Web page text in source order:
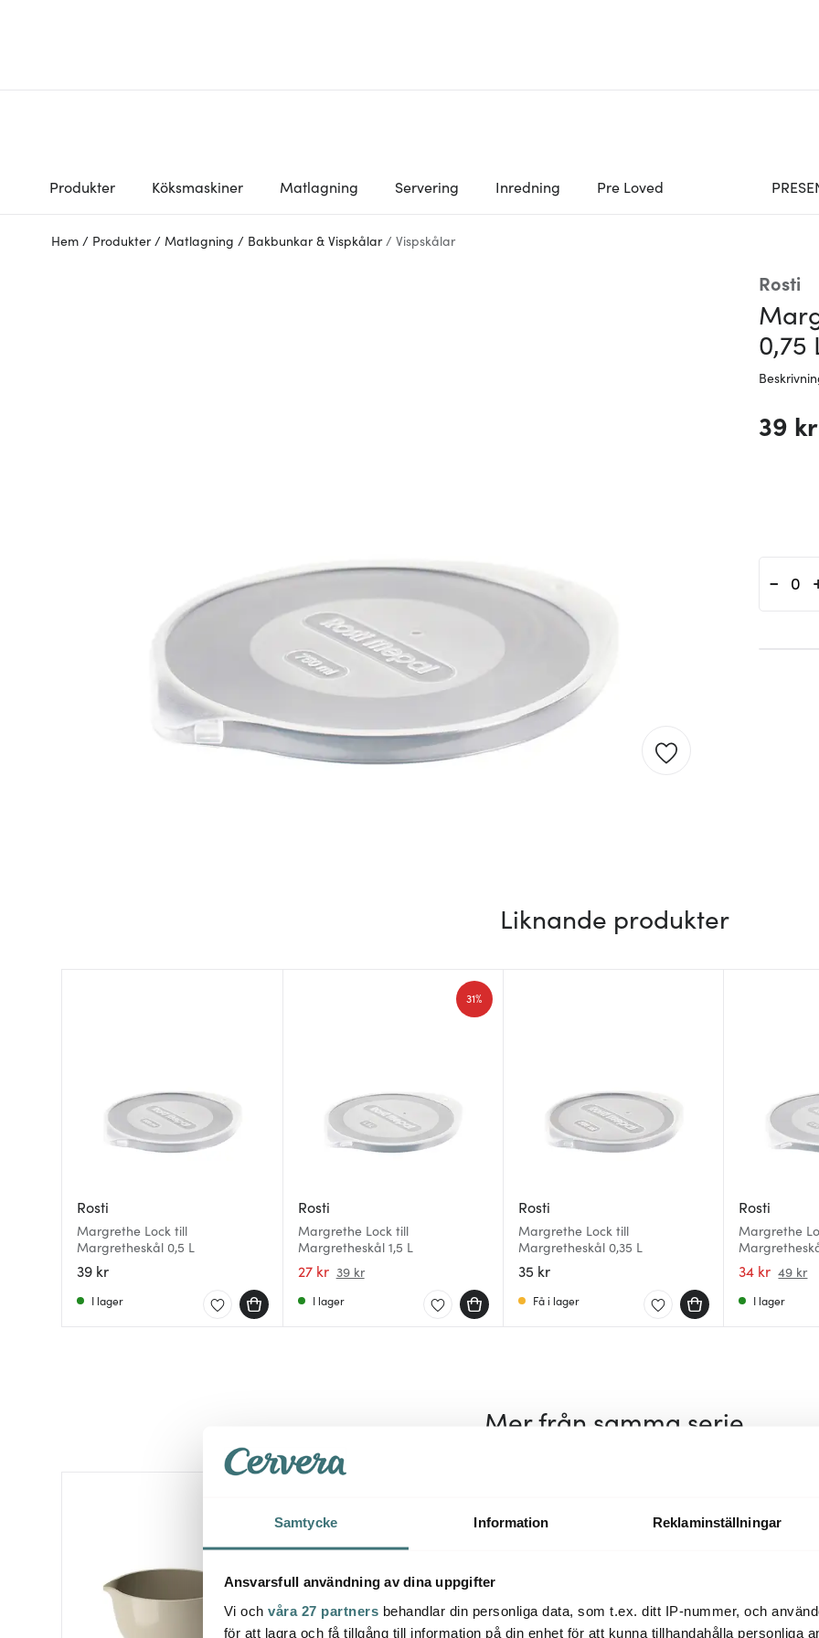
Samtycke Information Reklaminställningar
Ansvarsfull användning av dina uppgifter
Vi och våra 27 partners behandlar din personliga data, som t.ex. ditt IP-nummer, och
för att lagra och få tillgång till information på din enhet för att kunna tillhandahålla personliga
Produkter Köksmaskiner Matlagning Servering Inredning Pre Loved
Hem / Produkter / Matlagning / Bakbunkar & Vispkålar / Vispskålar
Rosti
0,75
39 kr
-
Liknande produkter
Rosti
Margrethe Lock till
Margretheskål 0,5 L
39 kr
I lager
Rosti
Margrethe Lock till
Margretheskål 1,5 L
27 kr 39 kr
31%
I lager
Rosti
Margrethe Lock till
Margretheskål 0,35 L
35 kr
Få i lager
Rosti
Margrethe
34 kr 49 kr
I lager
Mer från samma serie